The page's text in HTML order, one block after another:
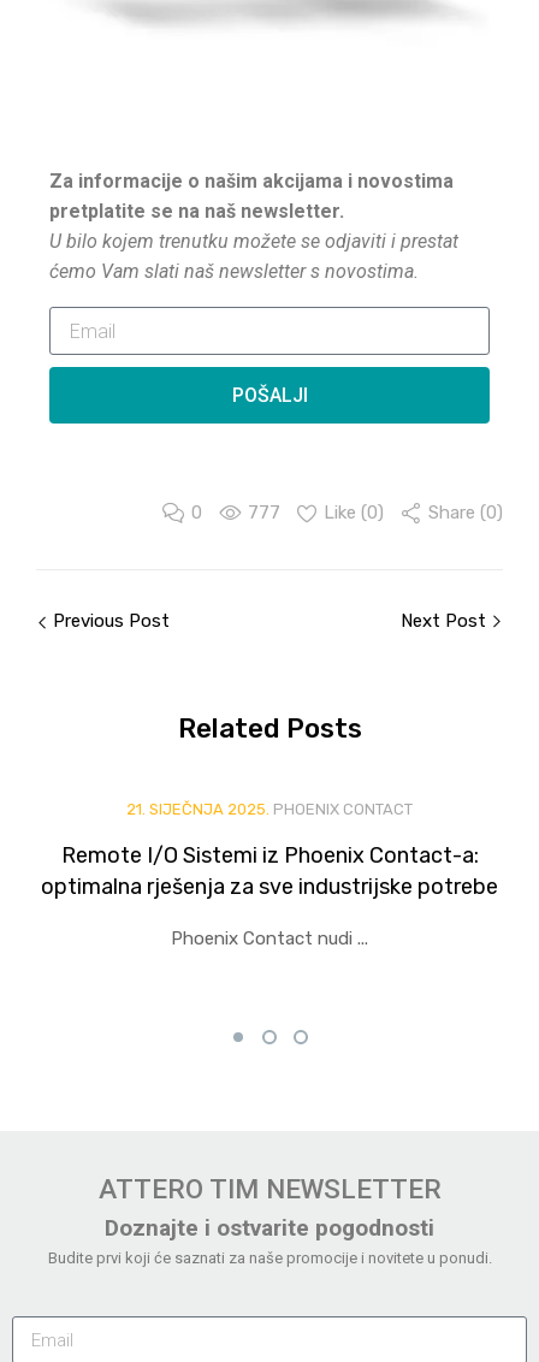
Za informacije o našim akcijama i novostima
pretplatite se na naš newsletter.
U bilo kojem trenutku možete se odjaviti i prestat
ćemo Vam slati naš newsletter s novostima.
POŠALJI
0 777 Like (0) Share (0)
Previous Post Next Post
Related Posts
21. SIJEČNJA 2025. PHOENIX CONTACT
Remote I/O Sistemi iz Phoenix Contact-a:
optimalna rješenja za sve industrijske potrebe
Phoenix Contact nudi ...
ATTERO TIM NEWSLETTER
Doznajte i ostvarite pogodnosti
Budite prvi koji će saznati za naše promocije i novitete u ponudi.